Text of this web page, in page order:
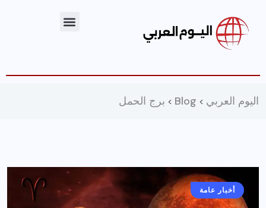
اليوم العربي >
Blog
> برج الحمل
أخبار عامة